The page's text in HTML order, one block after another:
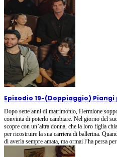
Episodio 19-(Doppiaggio) Piangi
Dopo sette anni di matrimonio, Hermione
convinta di poterlo cambiare. Nel giorno del
scopre con un’altra donna, che la loro figlia
per ricostruire la sua carriera di ballerina.
di averla sempre amata, ma ormai l’ha persa